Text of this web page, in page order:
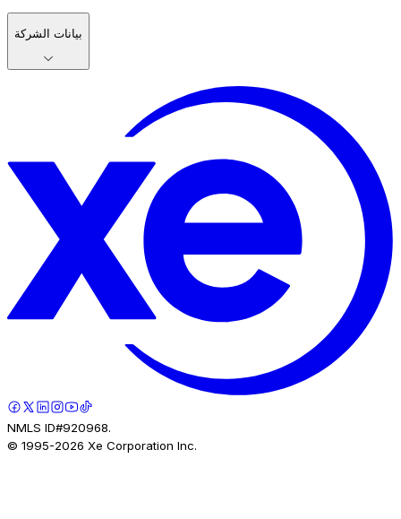
بيانات الشركة
NMLS ID#920968.
© 1995-2026 Xe Corporation Inc.